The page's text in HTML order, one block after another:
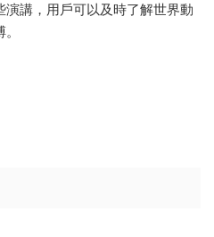
演講，用戶可以及時了解世界動